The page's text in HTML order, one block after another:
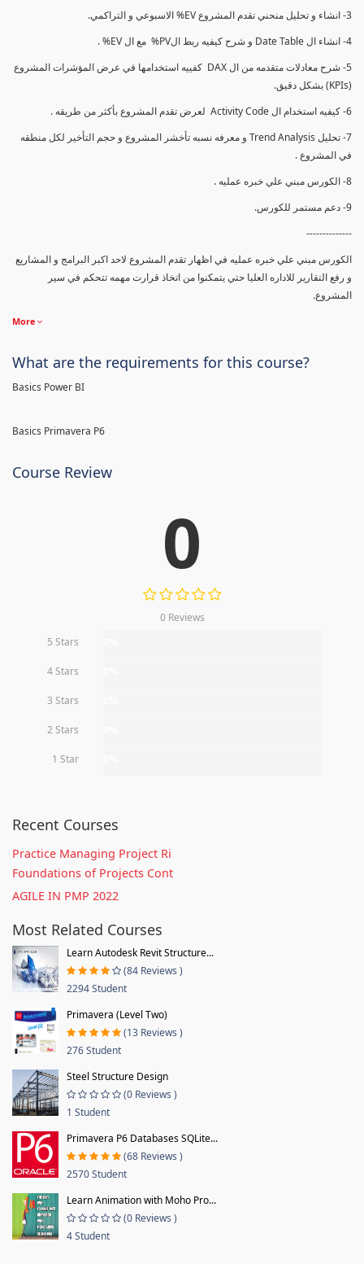
3- انشاء و تحليل منحني تقدم المشروع EV% الاسبوعي و التراكمي.
4- انشاء ال Date Table و شرح كيفيه ربط الPV% مع ال EV% .
5- شرح معادلات متقدمه من ال DAX كفييه استخدامها في عرض المؤشرات المشروع
(KPIs) بشكل دقيق.
6- كيفيه استخدام ال Activity Code لعرض تقدم المشروع بأكثر من طريقه .
7- تحليل Trend Analysis و معرفه نسبه تأخشر المشروع و حجم التأخير لكل منطقه
في المشروع .
8- الكورس مبني علي خبره عمليه .
9- دعم مستمر للكورس.
--------------
الكورس مبني علي خبره عمليه في اظهار تقدم المشروع لاحد اكبر البرامج و المشاريع
و رفع التقارير للاداره العليا حتي يتمكنوا من اتخاذ قرارت مهمه تتحكم في سير
المشروع.
More
What are the requirements for this course?
Basics Power BI
Basics Primavera P6
Course Review
0
0 Reviews
5 Stars
4 Stars
3 Stars
2 Stars
1 Star
Recent Courses
Practice Managing Project Ri
Foundations of Projects Cont
AGILE IN PMP 2022
Most Related Courses
Learn Autodesk Revit Structure...
(84 Reviews )
2294 Student
Primavera (Level Two)
(13 Reviews )
276 Student
Steel Structure Design
(0 Reviews )
1 Student
Primavera P6 Databases SQLite...
(68 Reviews )
2570 Student
Learn Animation with Moho Pro...
(0 Reviews )
4 Student